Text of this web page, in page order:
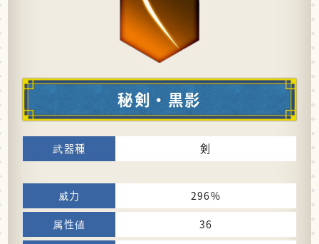
秘剣・黒影
剣
296%
36